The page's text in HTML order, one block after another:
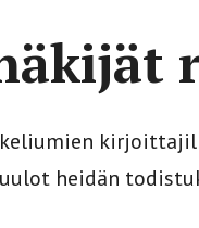
heidän